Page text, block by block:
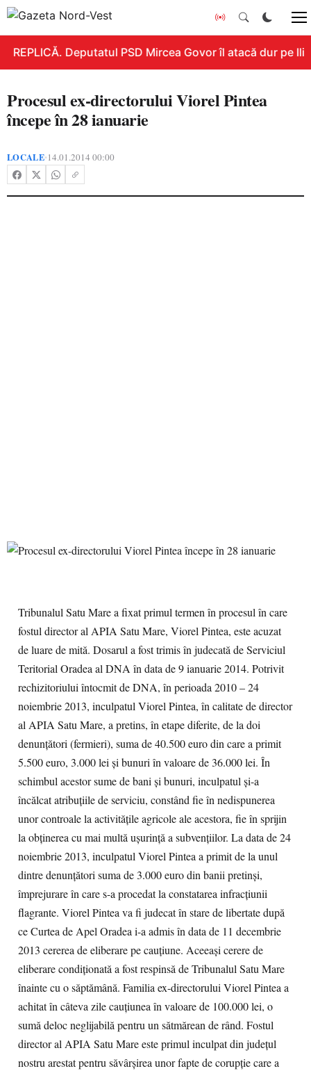
REPLICĂ. Deputatul PSD Mircea Govor îl atacă dur pe
Procesul ex-directorului Viorel Pintea
începe în 28 ianuarie
LOCALE•14.01.2014 00:00
Tribunalul Satu Mare a fixat primul termen în procesul în care
fostul director al APIA Satu Mare, Viorel Pintea, este acuzat
de luare de mită. Dosarul a fost trimis în judecată de Serviciul
Teritorial Oradea al DNA în data de 9 ianuarie 2014. Potrivit
rechizitoriului întocmit de DNA, în perioada 2010 – 24
noiembrie 2013, inculpatul Viorel Pintea, în calitate de director
al APIA Satu Mare, a pretins, în etape diferite, de la doi
denunţători (fermieri), suma de 40.500 euro din care a primit
5.500 euro, 3.000 lei şi bunuri în valoare de 36.000 lei. În
schimbul acestor sume de bani şi bunuri, inculpatul şi-a
încălcat atribuţiile de serviciu, constând fie în nedispunerea
unor controale la activităţile agricole ale acestora, fie în sprijin
la obţinerea cu mai multă uşurinţă a subvenţiilor. La data de 24
noiembrie 2013, inculpatul Viorel Pintea a primit de la unul
dintre denunţători suma de 3.000 euro din banii pretinşi,
împrejurare în care s-a procedat la constatarea infracţiunii
flagrante. Viorel Pintea va fi judecat în stare de libertate după
ce Curtea de Apel Oradea i-a admis în data de 11 decembrie
2013 cererea de eliberare pe cauţiune. Aceeaşi cerere de
eliberare condiţionată a fost respinsă de Tribunalul Satu Mare
înainte cu o săptămână. Familia ex-directorului Viorel Pintea a
achitat în câteva zile cauţiunea în valoare de 100.000 lei, o
sumă deloc neglijabilă pentru un sătmărean de rând. Fostul
director al APIA Satu Mare este primul inculpat din judeţul
nostru arestat pentru săvârşirea unor fapte de corupţie care a